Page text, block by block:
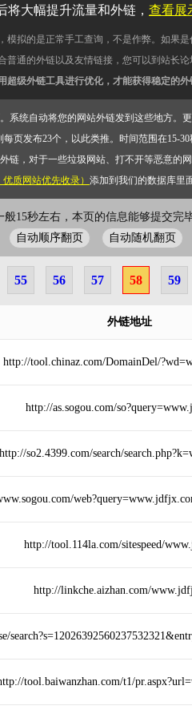
模拟的是正常手工查询，不是作弊。如果
普通的外链以及友情链接，您可以到站长
超级外链工具进行优化，才能获得稳定的外
系统自动将您的网站外链发到这些地方。
页发布23个，以此类推。时间范围在15-30
，对于一些垃圾网站、打不开等恶意的
质网站优先收录） 添加到我们的数据库里
般15秒左右，本页的信息能够提交完
自动顺序翻页 自动随机翻页
55 56 57 58 59
外链地址
http://tool.chinaz.com/DomainDel/
http://as.sogou.com/
http://so2.4399.com/search/
http://tool.114la.com/sitespeed/
http://linkche.aizhan.com/
tool.baiwanzhan.com/t1/
将大幅提升流量和外链， 查看展